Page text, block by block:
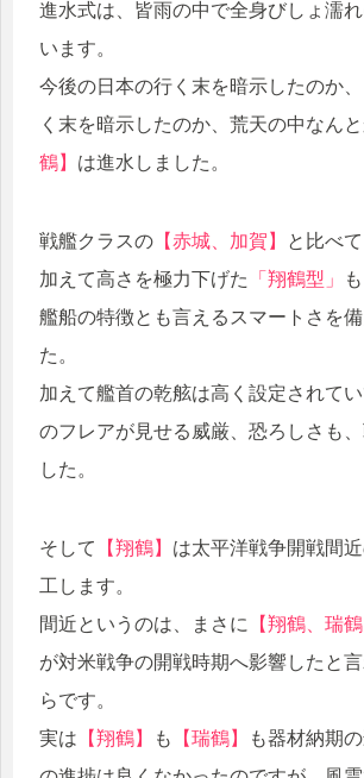
進水式は、皆雨の中で全身びしょ濡
います。
今後の日本の行く末を暗示したのか、
く末を暗示したのか、荒天の中なん
鶴】 は進水しました。
戦艦クラスの 【赤城、加賀】
と比べ
加えて高さを極力下げた
「翔鶴型」
艦船の特徴とも言えるスマートさを
た。
加えて艦首の乾舷は高く設定されて
のフレアが見せる威厳、恐ろしさも
した。
そして 【翔鶴】 は太平洋戦争開戦間
工します。
間近というのは、まさに
【翔鶴、瑞鶴
が対米戦争の開戦時期へ影響したと
らです。
実は 【翔鶴】 も 【瑞鶴】
も器材納期